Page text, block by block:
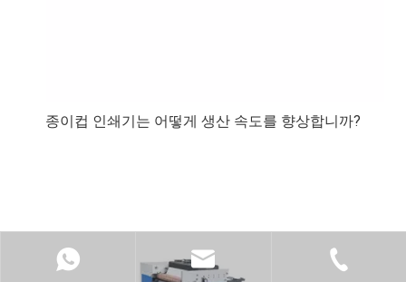
종이컵 인쇄기는 어떻게 생산 속도를 향상합니까?